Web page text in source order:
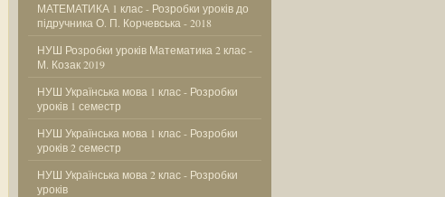
МАТЕМАТИКА 1 клас - Розробки уроків до
підручника О. П. Корчевська - 2018
НУШ Розробки уроків Математика 2 клас -
М. Козак 2019
НУШ Українська мова 1 клас - Розробки
уроків 1 семестр
НУШ Українська мова 1 клас - Розробки
уроків 2 семестр
НУШ Українська мова 2 клас - Розробки
уроків